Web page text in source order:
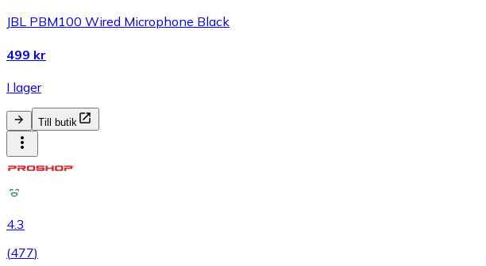
JBL PBM100 Wired Microphone Black
499 kr
I lager
Till butik
4.3
(477)